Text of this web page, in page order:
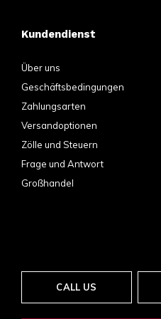
Kundendienst
Über uns
Geschäftsbedingungen
Zahlungsarten
Versandoptionen
Zölle und Steuern
Frage und Antwort
Großhandel
CALL US